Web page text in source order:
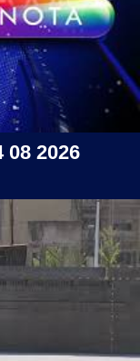
2026